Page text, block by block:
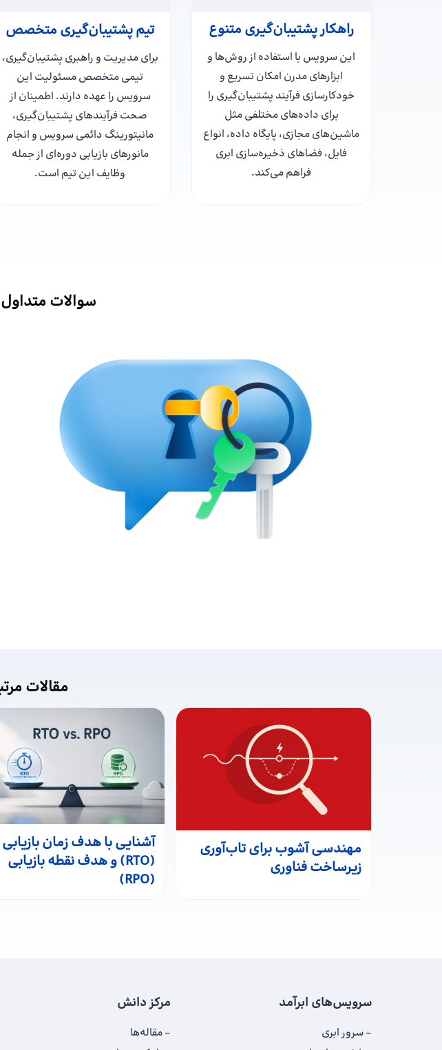
راهکار پشتیبان‌گیری متنوع
این سرویس با استفاده از روش‌ها و
ابزارهای مدرن امکان تسریع و
خودکارسازی فرآیند پشتیبان‌گیری را
برای داده‌های مختلفی مثل
ماشین‌های مجازی، پایگاه داده، انواع
فایل، فضاهای ذخیره‌سازی ابری
فراهم می‌کند.
تیم پشتیبان‌گیری متخصص
برای مدیریت و راهبری پشتیبان‌گیری،
تیمی متخصص مسئولیت این
سرویس را عهده دارند. اطمینان از
صحت فرآیندهای پشتیبان‌گیری،
مانیتورینگ دائمی سرویس و انجام
مانورهای بازیابی دوره‌ای از جمله
وظایف این تیم است.
سوالات
مقالات
مهندسی آشوب برای تاب‌آوری
زیرساخت فناوری
آشنایی با هدف زمان بازیابی
(RTO) و هدف نقطه بازیابی
(RPO)
سرویس‌های ابرآمد
سرور ابری
مرکز دانش
مقاله‌ها